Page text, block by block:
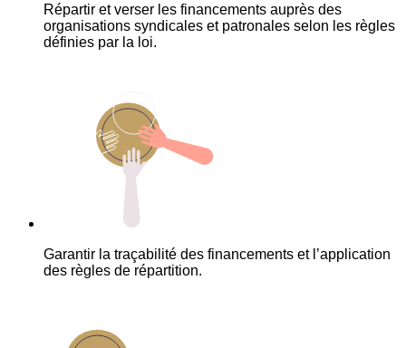
Répartir et verser les financements auprès des
organisations syndicales et patronales selon les règles
définies par la loi.
Garantir la traçabilité des financements et l’application
des règles de répartition.